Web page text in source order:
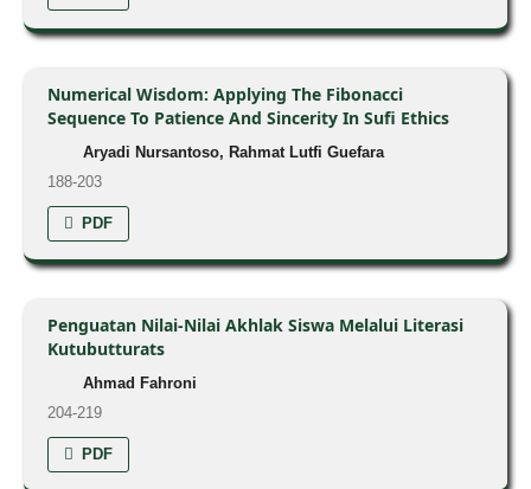
Numerical Wisdom: Applying The Fibonacci
Sequence To Patience And Sincerity In Sufi Ethics
Aryadi Nursantoso, Rahmat Lutfi Guefara
188-203
PDF
Penguatan Nilai-Nilai Akhlak Siswa Melalui Literasi
Kutubutturats
Ahmad Fahroni
204-219
PDF